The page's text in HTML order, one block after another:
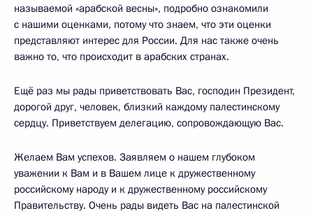
называемой «арабской весны», подробно ознакомили
с нашими оценками, потому что знаем, что эти оценки
представляют интерес для России. Для нас также очень
важно то, что происходит в арабских странах.
Ещё раз мы рады приветствовать Вас, господин Президент,
дорогой друг, человек, близкий каждому палестинскому
сердцу. Приветствуем делегацию, сопровождающую Вас.
Желаем Вам успехов. Заявляем о нашем глубоком
уважении к Вам и в Вашем лице к дружественному
российскому народу и к дружественному российскому
Правительству. Очень рады видеть Вас на палестинской